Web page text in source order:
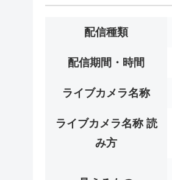
配信種類
配信期間・時間
ライブカメラ名称
ライブカメラ名称 読
み方